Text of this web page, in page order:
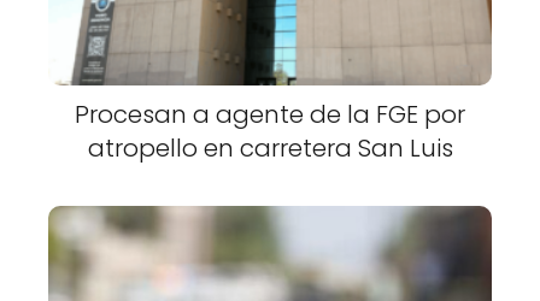
Procesan a agente de la FGE por
atropello en carretera San Luis